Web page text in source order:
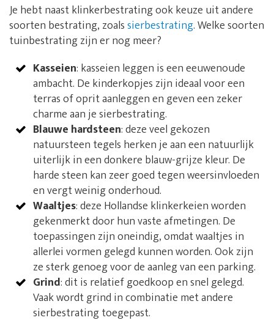
Je hebt naast klinkerbestrating ook keuze uit andere
soorten bestrating, zoalssierbestrating. Welke soorten
tuinbestrating zijn er nog meer?
Kasseien: kasseien leggen is een eeuwenoude
ambacht. De kinderkopjes zijn ideaal voor een
terras of oprit aanleggen en geven een zeker
charme aan je sierbestrating.
Blauwe hardsteen: deze veel gekozen
natuursteen tegels herken je aan een natuurlijk
uiterlijk in een donkere blauw-grijze kleur. De
harde steen kan zeer goed tegen weersinvloeden
en vergt weinig onderhoud.
Waaltjes: deze Hollandse klinkerkeien worden
gekenmerkt door hun vaste afmetingen. De
toepassingen zijn oneindig, omdat waaltjes in
allerlei vormen gelegd kunnen worden. Ook zijn
ze sterk genoeg voor de aanleg van een parking.
Grind: dit is relatief goedkoop en snel gelegd.
Vaak wordt grind in combinatie met andere
sierbestrating toegepast.